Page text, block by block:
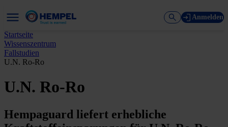
Anmelden
Startseite
Wissenszentrum
Fallstudien
U.N. Ro-Ro
U.N. Ro-Ro
Hempaguard liefert erhebliche